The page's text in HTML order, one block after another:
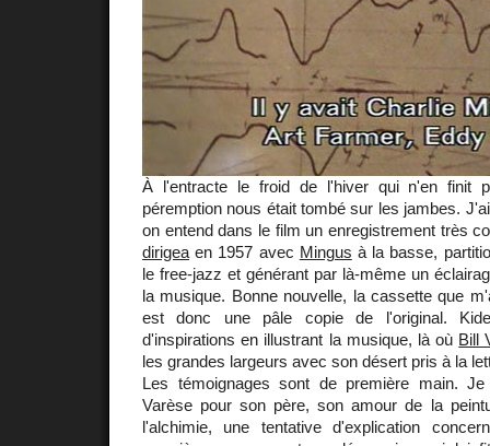
À l'entracte le froid de l'hiver qui n'en finit
péremption nous était tombé sur les jambes.
on entend dans le film un enregistrement très
dirigea en 1957 avec Mingus à la basse,
le free-jazz et générant par là-même un
la musique. Bonne nouvelle, la cassette que
est donc une pâle copie de l'original.
d'inspirations en illustrant la musique, là où Bill
les grandes largeurs avec son désert pris à la
Les témoignages sont de première main.
Varèse pour son père, son amour de la
l'alchimie, une tentative d'explication